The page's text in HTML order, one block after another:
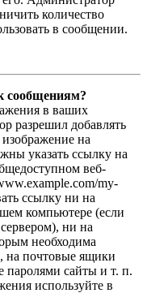
количество
в сообщении.
сообщениям?
в ваших
разрешил добавлять
на
указать ссылку на
веб-
my-
ссылку ни на
компьютере (если
ни на
необходима
на почтовые ящики
сайты и т. п.
используйте в